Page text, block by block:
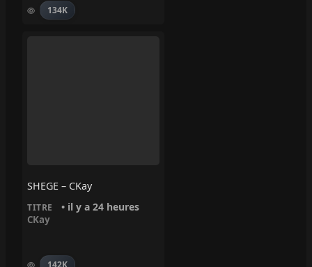
134K
SHEGE – CKay
TITRE • il y a 24 heures
CKay
142K